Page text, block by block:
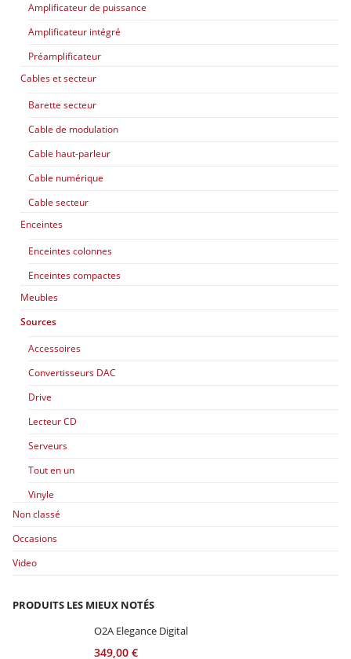
Amplificateur de puissance
Amplificateur intégré
Préamplificateur
Cables et secteur
Barette secteur
Cable de modulation
Cable haut-parleur
Cable numérique
Cable secteur
Enceintes
Enceintes colonnes
Enceintes compactes
Meubles
Sources
Accessoires
Convertisseurs DAC
Drive
Lecteur CD
Serveurs
Tout en un
Vinyle
Non classé
Occasions
Video
PRODUITS LES MIEUX NOTÉS
O2A Elegance Digital
349,00 €